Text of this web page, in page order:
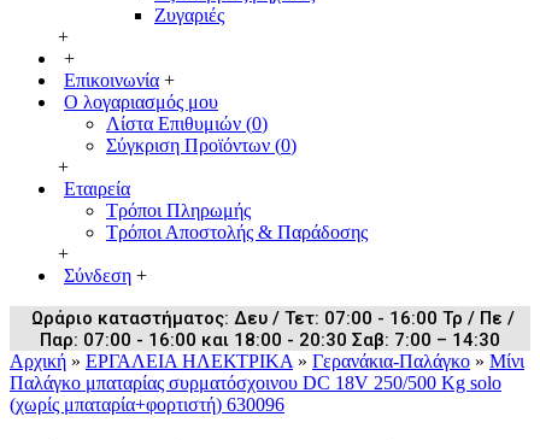
Ζυγαριές
+
+
Επικοινωνία +
Ο λογαριασμός μου
Λίστα Επιθυμιών (0)
Σύγκριση Προϊόντων (0)
+
Εταιρεία
Τρόποι Πληρωμής
Τρόποι Αποστολής & Παράδοσης
+
Σύνδεση +
Ωράριο καταστήματος: Δευ / Τετ: 07:00 - 16:00 Τρ / Πε /
Παρ: 07:00 - 16:00 και 18:00 - 20:30 Σαβ: 7:00 – 14:30
Αρχική » ΕΡΓΑΛΕΙΑ ΗΛΕΚΤΡΙΚΑ » Γερανάκια-Παλάγκο » Μίνι
Παλάγκο μπαταρίας συρματόσχοινου DC 18V 250/500 Kg solo
(χωρίς μπαταρία+φορτιστή) 630096